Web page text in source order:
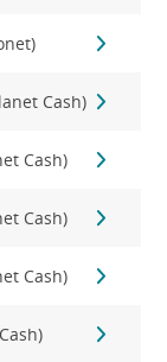
Cash)
Cash)
Cash)
Cash)